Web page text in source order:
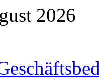
2026